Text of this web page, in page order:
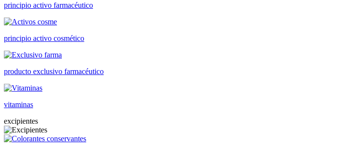
principio activo farmacéutico
principio activo cosmético
producto exclusivo farmacéutico
vitaminas
excipientes